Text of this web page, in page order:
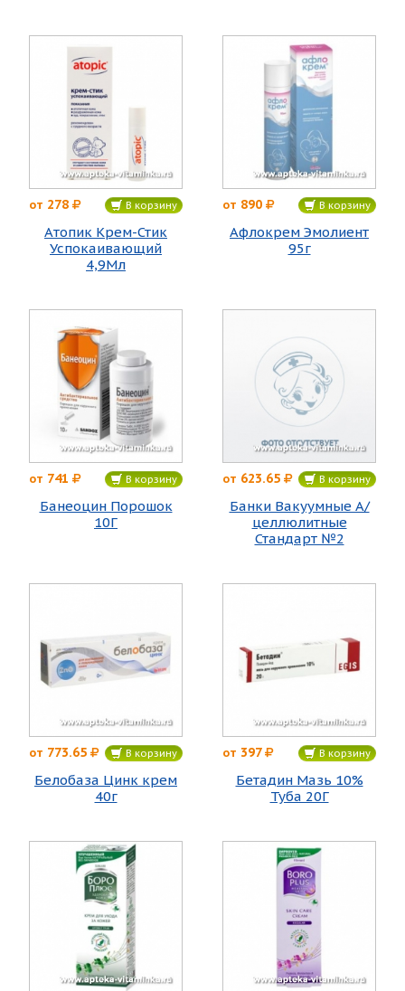
от 278 В корзину
Атопик Крем-Стик
Успокаивающий
4,9Мл
от 890 В корзину
Афлокрем Эмолиент
95г
от 741 В корзину
Банеоцин Порошок
10Г
от 623.65 В корзину
Банки Вакуумные А/
целлюлитные
Стандарт №2
от 773.65 В корзину
Белобаза Цинк крем
40г
от 397 В корзину
Бетадин Мазь 10%
Туба 20Г